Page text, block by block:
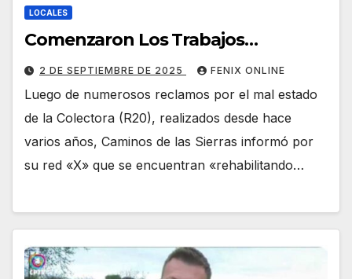
LOCALES
Comenzaron Los Trabajos…
2 DE SEPTIEMBRE DE 2025 FENIX ONLINE
Luego de numerosos reclamos por el mal estado
de la Colectora (R20), realizados desde hace
varios años, Caminos de las Sierras informó por
su red «X» que se encuentran «rehabilitando…